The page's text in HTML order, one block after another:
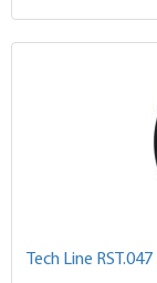
Tech Line RST.047